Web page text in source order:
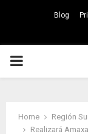
Blog
PRIMARY
Home
Región
Realizará